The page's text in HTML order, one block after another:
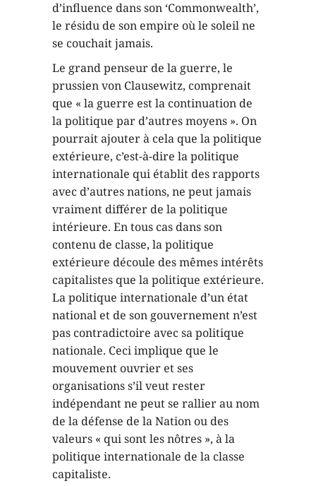
d’influence dans son ‘Commonwealth’,
le résidu de son empire où le soleil ne
se couchait jamais.
Le grand penseur de la guerre, le
prussien von Clausewitz, comprenait
que « la guerre est la continuation de
la politique par d’autres moyens ». On
pourrait ajouter à cela que la politique
extérieure, c’est-à-dire la politique
internationale qui établit des rapports
avec d’autres nations, ne peut jamais
vraiment différer de la politique
intérieure. En tous cas dans son
contenu de classe, la politique
extérieure découle des mêmes intérêts
capitalistes que la politique extérieure.
La politique internationale d’un état
national et de son gouvernement n’est
pas contradictoire avec sa politique
nationale. Ceci implique que le
mouvement ouvrier et ses
organisations s’il veut rester
indépendant ne peut se rallier au nom
de la défense de la Nation ou des
valeurs « qui sont les nôtres », à la
politique internationale de la classe
capitaliste.